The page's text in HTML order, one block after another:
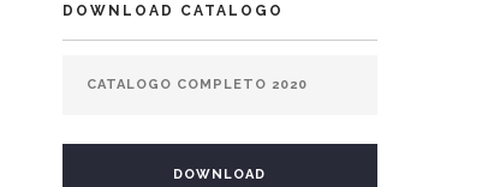
DOWNLOAD CATALOGO